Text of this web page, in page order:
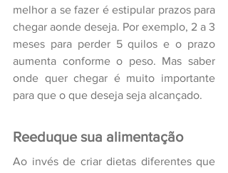
melhor a se fazer é estipular prazos para
chegar aonde deseja. Por exemplo, 2 a 3
meses para perder 5 quilos e o prazo
aumenta conforme o peso. Mas saber
onde quer chegar é muito importante
para que o que deseja seja alcançado.
Reeduque sua alimentação
Ao invés de criar dietas diferentes que